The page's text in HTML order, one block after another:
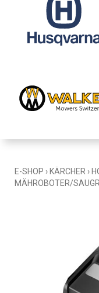
E-SHOP › KÄRCHER ›
MÄHROBOTER/